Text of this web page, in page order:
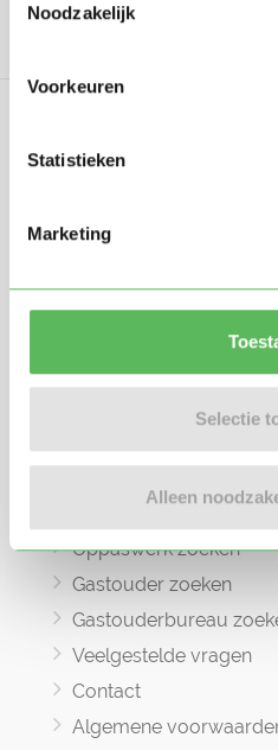
Noodzakelijk
Voorkeuren
Statistieken
Marketing
Selectie
Alleen
Oppasland is een online
gastouders met elkaar in
Informatie
Oppaswerk zoeken
Gastouder zoeken
Gastouderbureau
Veelgestelde vragen
Contact
Algemene